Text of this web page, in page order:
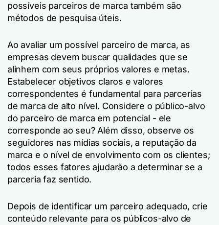
possíveis parceiros de marca também são
métodos de pesquisa úteis.
Ao avaliar um possível parceiro de marca, as
empresas devem buscar qualidades que se
alinhem com seus próprios valores e metas.
Estabelecer objetivos claros e valores
correspondentes é fundamental para parcerias
de marca de alto nível. Considere o público-alvo
do parceiro de marca em potencial - ele
corresponde ao seu? Além disso, observe os
seguidores nas mídias sociais, a reputação da
marca e o nível de envolvimento com os clientes;
todos esses fatores ajudarão a determinar se a
parceria faz sentido.
Depois de identificar um parceiro adequado, crie
conteúdo relevante para os públicos-alvo de